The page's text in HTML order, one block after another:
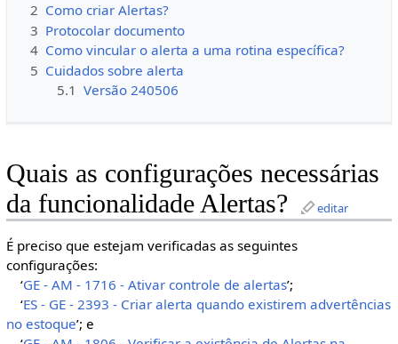
2 Como criar Alertas?
3 Protocolar documento
4 Como vincular o alerta a uma rotina específica?
5 Cuidados sobre alerta
5.1 Versão 240506
Quais as configurações necessárias
da funcionalidade Alertas?
editar
É preciso que estejam verificadas as seguintes
configurações:
‘GE - AM - 1716 - Ativar controle de alertas’;
‘ES - GE - 2393 - Criar alerta quando existirem advertências
no estoque’; e